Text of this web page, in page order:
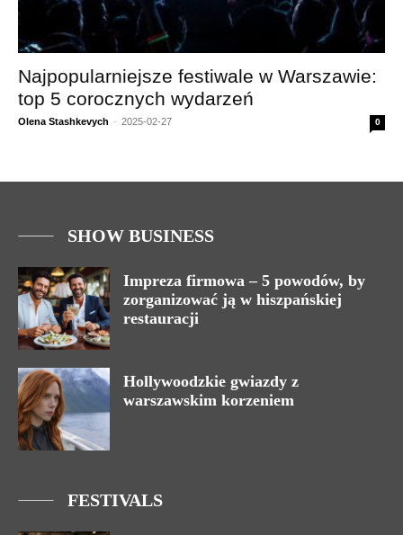
Najpopularniejsze festiwale w Warszawie:
top 5 corocznych wydarzeń
Olena Stashkevych - 2025-02-27 0
SHOW BUSINESS
Impreza firmowa – 5 powodów, by
zorganizować ją w hiszpańskiej
restauracji
Hollywoodzkie gwiazdy z
warszawskim korzeniem
FESTIVALS